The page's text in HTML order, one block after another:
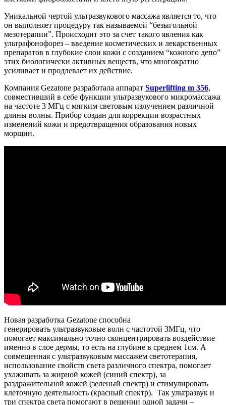
Уникальной чертой ультразвукового массажа является то, что
он выполняет процедуру так называемой “безыгольной
мезотерапии”. Происходит это за счет такого явления как
ультрафонофорез – введение косметических и лекарственных
препаратов в глубокие слои кожи с созданием “кожного депо”
этих биологически активных веществ, что многократно
усиливает и продлевает их действие.
Компания Gezatone разработала аппарат Superlifting m 356,
совместивший в себе функции ультразвукового микромассажа
на частоте 3 МГц с мягким световым излучением различной
длины волны. Прибор создан для коррекции возрастных
изменений кожи и предотвращения образования новых
морщин.
Новая разработка Gezatone способна
генерировать ультразвуковые волн с частотой 3МГц, что
помогает максимально точно сконцентрировать воздействие
именно в слое дермы, то есть на глубине в среднем 1см. А
совмещенная с ультразвуковым массажем светотерапия,
использование свойств света различного спектра, помогает
ухаживать за жирной кожей (синий спектр), за
раздражительной кожей (зеленый спектр) и стимулировать
клеточную деятельность (красный спектр). Так ультразвук и
три спектра света помогают в решении одной задачи –